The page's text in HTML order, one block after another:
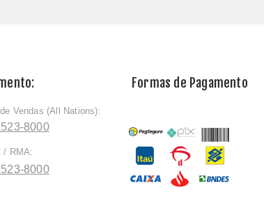
Vendas (All Nations):
8000
/ RMA:
8000
Formas de Pagamento